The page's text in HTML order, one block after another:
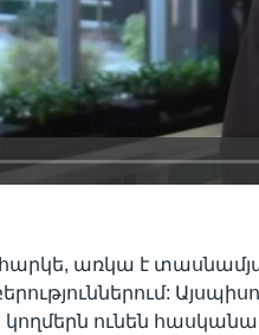
առկա է
ունեն